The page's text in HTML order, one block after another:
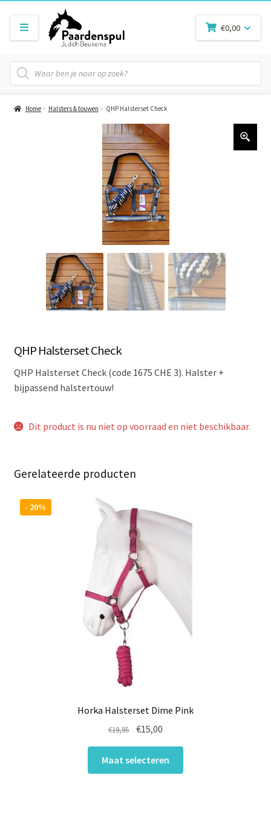
Producten
zoeken
€0,00
Home Halsters & touwen QHP Halsterset Check
QHP Halsterset Check
QHP Halsterset Check (code 1675 CHE 3). Halster +
bijpassend halstertouw!
Dit product is nu niet op voorraad en niet beschikbaar.
Gerelateerde producten
Horka Halsterset Dime Pink
- 20%
€19,95
Oorspronkelijke
prijs
was:
€19,95.
€15,00
prijs
is:
€15,00.
Maat selecteren